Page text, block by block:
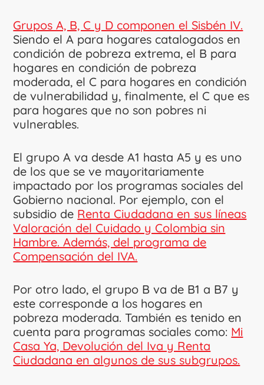
Grupos A, B, C y D componen el Sisbén IV.
Siendo el A para hogares catalogados en
condición de pobreza extrema, el B para
hogares en condición de pobreza
moderada, el C para hogares en condición
de vulnerabilidad y, finalmente, el C que es
para hogares que no son pobres ni
vulnerables.
El grupo A va desde A1 hasta A5 y es uno
de los que se ve mayoritariamente
impactado por los programas sociales del
Gobierno nacional. Por ejemplo, con el
subsidio de Renta Ciudadana en sus líneas
Valoración del Cuidado y Colombia sin
Hambre. Además, del programa de
Compensación del IVA.
Por otro lado, el grupo B va de B1 a B7 y
este corresponde a los hogares en
pobreza moderada. También es tenido en
cuenta para programas sociales como: Mi
Casa Ya, Devolución del Iva y Renta
Ciudadana en algunos de sus subgrupos.